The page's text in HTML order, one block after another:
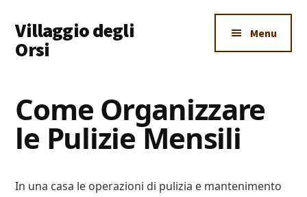
main
content
primary
sidebar
footer
menu
Villaggio degli
Orsi
Dove
Imparare
Tutto
Menu
Come Organizzare
le Pulizie Mensili
In una casa le operazioni di pulizia e mantenimento